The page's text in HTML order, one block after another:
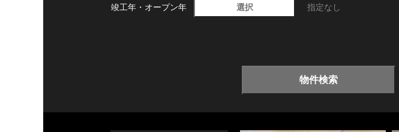
竣工年・ オープン年 選択 指定なし
物件検索